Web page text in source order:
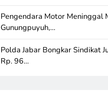
Pengendara Motor Meninggal
Gunungpuyuh,…
Polda Jabar Bongkar Sindikat
Rp. 96…